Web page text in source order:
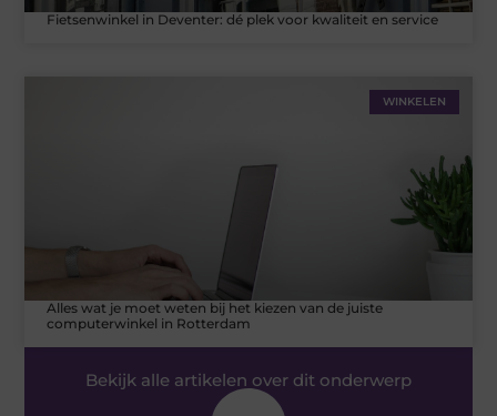
Fietsenwinkel in Deventer: dé plek voor kwaliteit en service
WINKELEN
Alles wat je moet weten bij het kiezen van de juiste
computerwinkel in Rotterdam
Bekijk alle artikelen over dit onderwerp